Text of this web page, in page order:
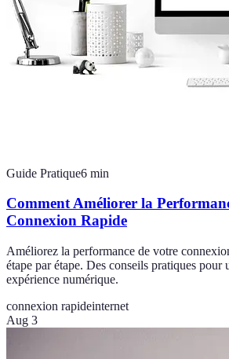
Guide Pratique6 min
Comment Améliorer la
Connexion Rapide
Améliorez la performance de votre
étape par étape. Des conseils pratiques pour
expérience numérique.
connexion rapideinternet
Aug 3